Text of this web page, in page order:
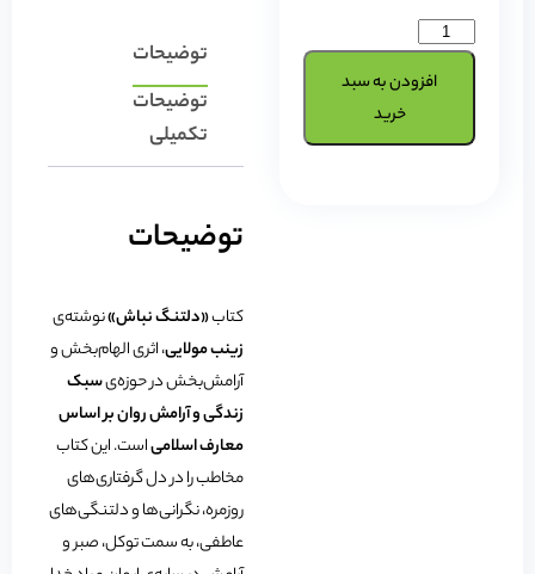
افزودن به سبد
خرید
توضیحات
توضیحات
تکمیلی
توضیحات
کتاب«دلتنگ نباش»نوشته‌ی
زینب مولایی، اثری الهام‌بخش و
آرامش‌بخش در حوزه‌یسبک
زندگی و آرامش روان بر اساس
معارف اسلامیاست. این کتاب
مخاطب را در دل گرفتاری‌های
روزمره، نگرانی‌ها و دلتنگی‌های
عاطفی، به سمت توکل، صبر و